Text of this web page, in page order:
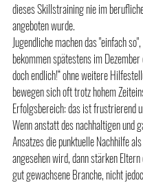
dieses Skillstraining nie im
angeboten wurde.
Jugendliche machen das "einfach
bekommen spätestens im Dezember
doch endlich!“ ohne weitere
bewegen sich oft trotz hohem
Erfolgsbereich: das ist frustrierend
Wenn anstatt des nachhaltigen und
Ansatzes die punktuelle Nachhilfe
angesehen wird, dann stärken
gut gewachsene Branche, nicht